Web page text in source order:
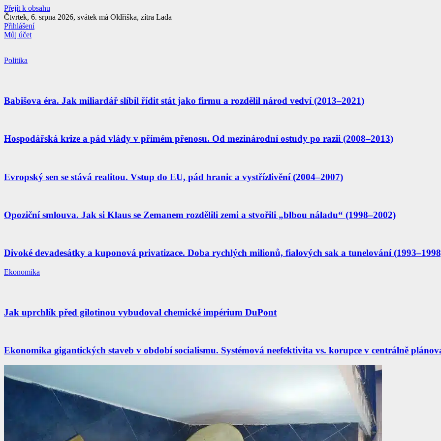
Přejít k obsahu
Čtvrtek, 6. srpna 2026, svátek má Oldřiška, zítra Lada
Přihlášení
Můj účet
Politika
Babišova éra. Jak miliardář slíbil řídit stát jako firmu a rozdělil národ vedví (2013–2021)
Hospodářská krize a pád vlády v přímém přenosu. Od mezinárodní ostudy po razii (2008–2013)
Evropský sen se stává realitou. Vstup do EU, pád hranic a vystřízlivění (2004–2007)
Opoziční smlouva. Jak si Klaus se Zemanem rozdělili zemi a stvořili „blbou náladu“ (1998–2002)
Divoké devadesátky a kuponová privatizace. Doba rychlých milionů, fialových sak a tunelování
Ekonomika
Jak uprchlík před gilotinou vybudoval chemické impérium DuPont
Ekonomika gigantických staveb v období socialismu. Systémová neefektivita vs. korupce v centrálně